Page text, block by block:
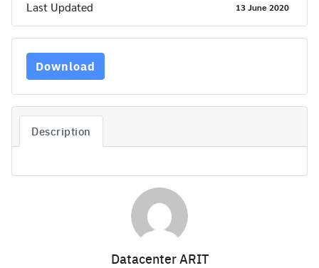
Search
Last Updated 13 June 2020
Download
Description
Datacenter ARIT